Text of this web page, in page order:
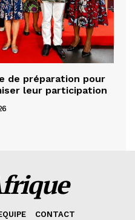
de préparation pour
leur participation
CONTACT